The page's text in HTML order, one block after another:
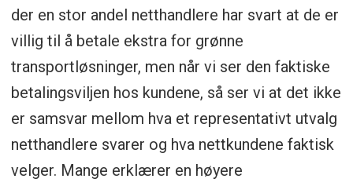
der en stor andel netthandlere har svart at de er
villig til å betale ekstra for grønne
transportløsninger, men når vi ser den faktiske
betalingsviljen hos kundene, så ser vi at det ikke
er samsvar mellom hva et representativt utvalg
netthandlere svarer og hva nettkundene faktisk
velger. Mange erklærer en høyere